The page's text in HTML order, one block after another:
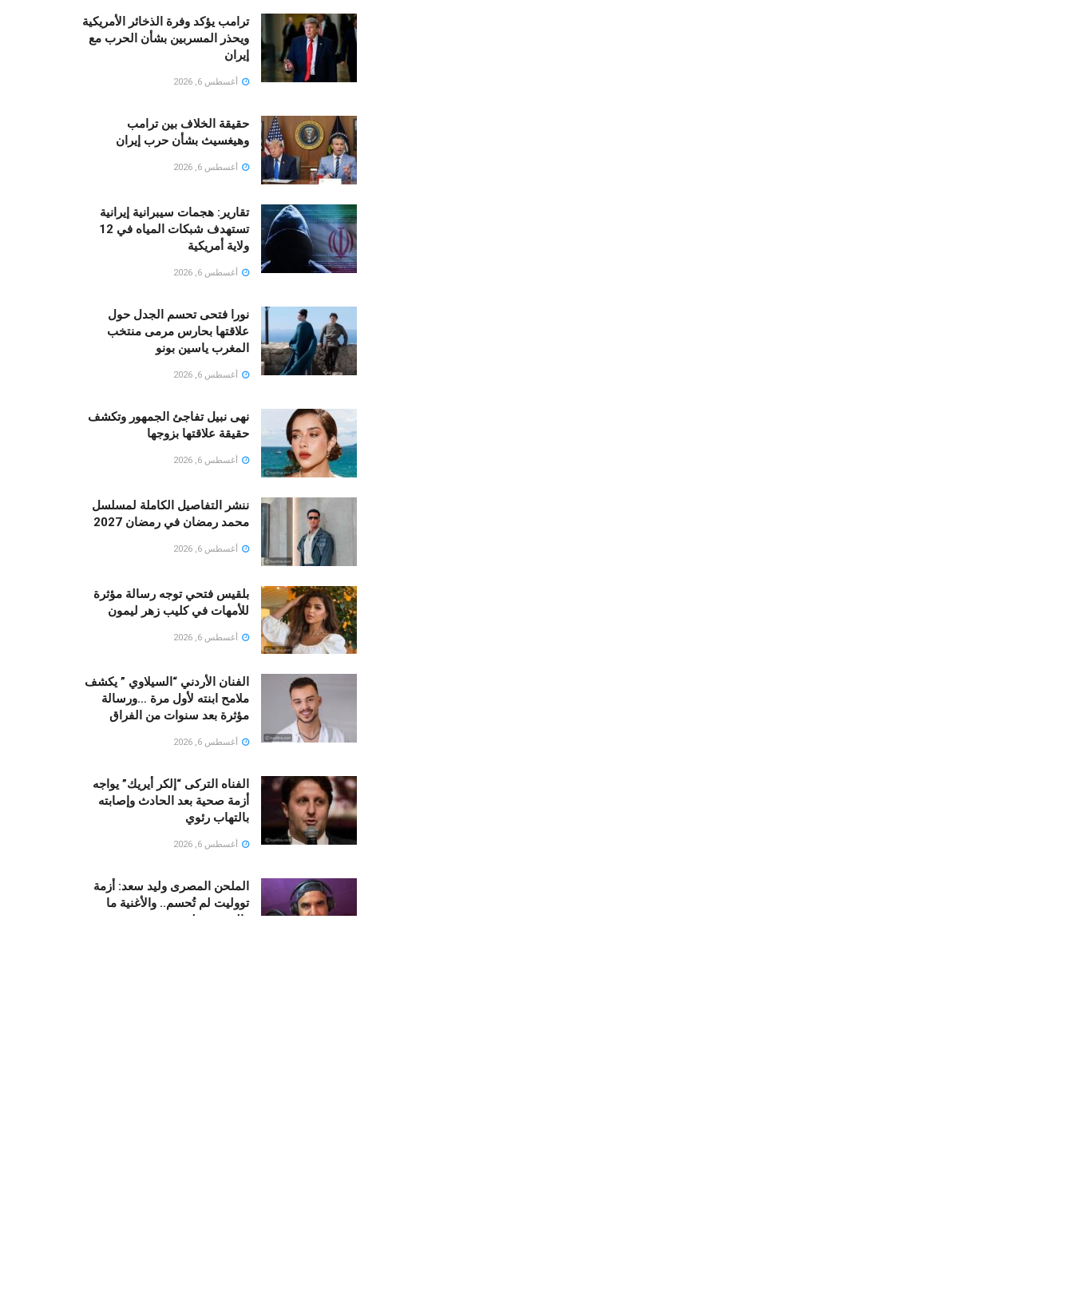
ترامب يؤكد وفرة الذخائر الأمريكية
ويحذر المسربين بشأن الحرب مع
إيران
أغسطس 6, 2026
حقيقة الخلاف بين ترامب
وهيغسيث بشأن حرب إيران
أغسطس 6, 2026
تقارير: هجمات سيبرانية إيرانية
تستهدف شبكات المياه في 12
ولاية أمريكية
أغسطس 6, 2026
نورا فتحى تحسم الجدل حول
علاقتها بحارس مرمى منتخب
المغرب ياسين بونو ‏
أغسطس 6, 2026
نهى نبيل تفاجئ الجمهور وتكشف
حقيقة علاقتها بزوجها
أغسطس 6, 2026
ننشر التفاصيل الكاملة لمسلسل
محمد رمضان في رمضان 2027
أغسطس 6, 2026
بلقيس فتحي توجه رسالة مؤثرة
للأمهات في كليب زهر ليمون ‏
أغسطس 6, 2026
الفنان الأردني “السيلاوي ” يكشف
ملامح ابنته لأول مرة …ورسالة
مؤثرة بعد سنوات من الفراق
أغسطس 6, 2026
الفناه التركى “إلكر أيريك” يواجه
أزمة صحية بعد الحادث وإصابته
بالتهاب رئوي
أغسطس 6, 2026
الملحن المصرى وليد سعد: أزمة
تووليت لم تُحسم.. والأغنية ما
زالت مقفولة